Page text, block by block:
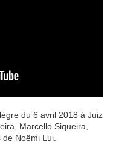
du 6 avril 2018 à Juiz
Marcello Siqueira,
Noëmi Lui.